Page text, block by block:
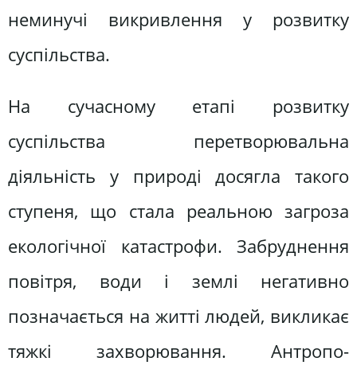
неминучі викривлення у розвитку
суспільства.
На сучасному етапі розвитку
суспільства перетворювальна
діяльність у природі досягла такого
ступеня, що стала реальною загроза
екологічної катастрофи. Забруднення
повітря, води і землі негативно
позначається на житті людей, викликає
тяжкі захворювання. Антропо-